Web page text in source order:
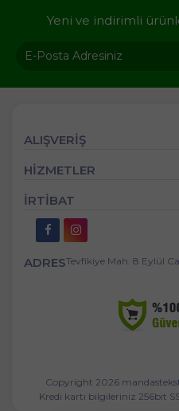
Yeni ve indirimli
ALIŞVERİŞ
HİZMETLER
İRTİBAT
ADRESTevfikiye Mah. 8 Eylül
Copyright 2026
Kredi kartı bilgileriniz 256bit